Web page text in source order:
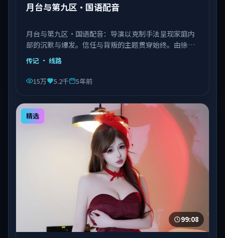
月台与第九区·国语配音
月台与第九区·国语配音：导演以克制手法呈现家庭内
部的沉默与爆发。信任与背叛的主题贯穿始终。由徐克
执导，章子怡、菅田将晖、张子枫等主演，中国台湾出
品，类型为传记。
传记 · 线路
15万 5.2千 5年前
精选
99:08